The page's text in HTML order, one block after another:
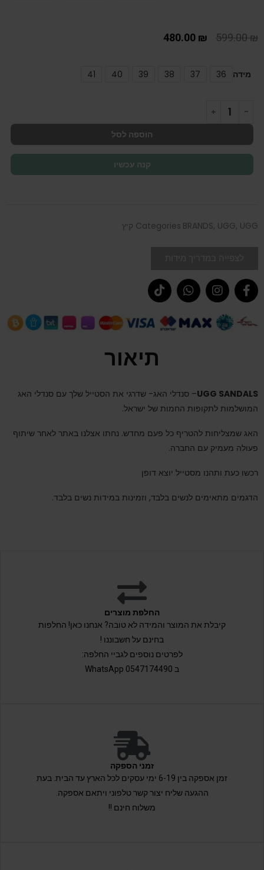
599.00₪
480.00 ₪
מידה 36
37
38
39
40
41
הוספה לסל
קנה עכשיו
Categories BRANDS, UGG, UGG קיץ
תיאור
UGG SANDALS– סנדלי האג- שדרגי את הסטייל שלך עם סנדלי האג
המושלמות לתקופות החמות של ישראל.
האג שמצליחות להטריף כל פעם מחדש. נחתו אצלנו באתר לאחר שיתוף
פעולה מעמיק עם החברה.
רכשו כעת ותהנו מסטייל יוצא דופן
הדגמים מתאימים לנשים בלבד, וזמינות במידות נשים בלבד.
החלפת מוצרים
קיבלת את המוצר והמידה לא טובה? אנחנו כאן! החלפות
בחינם על חשבוננו !
לפרטים נוספים לגביי החלפה:
ב 0547174490 WhatsApp
זמני הספקה
זמן אספקה בין 6-19 ימי עסקים לכל הארץ עד הבית. בעת
ההגעה שליח יצור קשר טלפוני ויתאם אספקה.
משלוח חינם !!